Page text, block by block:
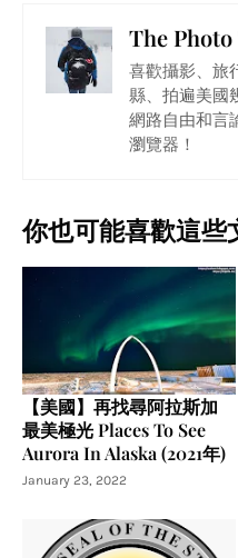
The
喜歡攝影、旅
縣、拍遍美國
網路自由和言
瀏覽器！
你也可能喜歡這些
【美國】再找尋阿拉斯加
最美極光 Places To See
Aurora In Alaska (2021年)
January 23, 2022